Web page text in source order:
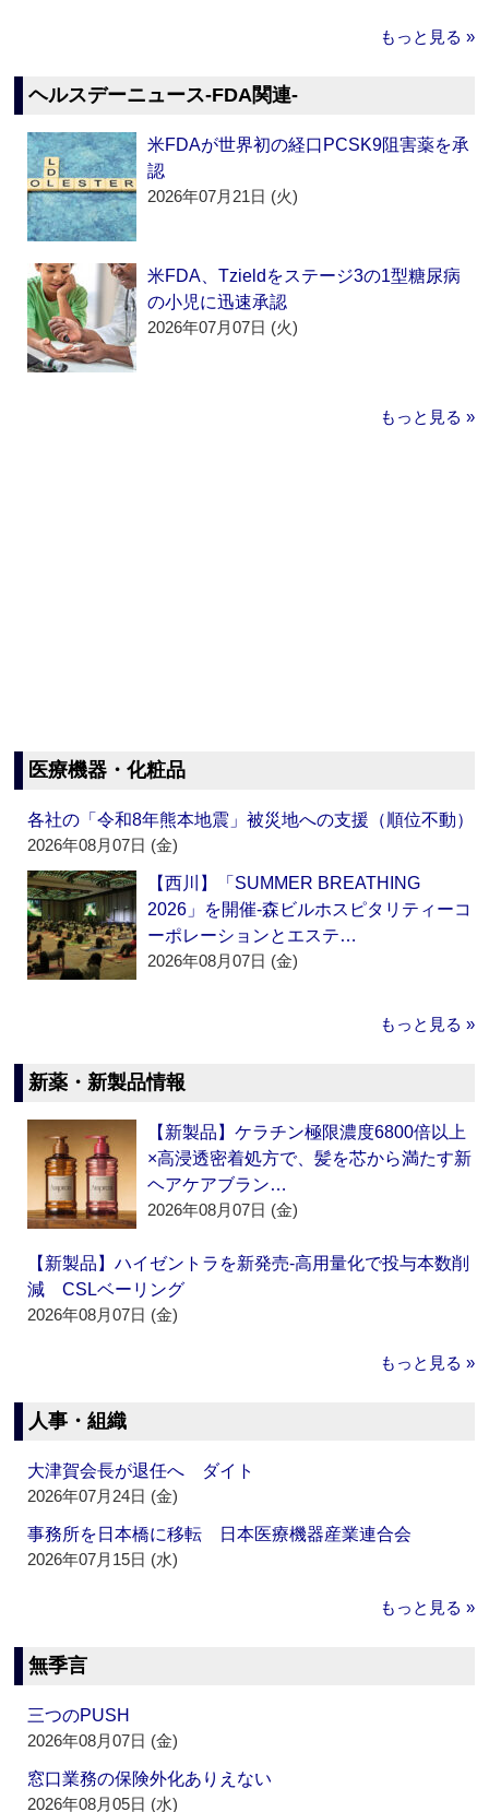
もっと見る »
ヘルスデーニュース‐FDA関連‐
米FDAが世界初の経口PCSK9阻害薬を承
認
2026年07月21日 (火)
米FDA、Tzieldをステージ3の1型糖尿病
の小児に迅速承認
2026年07月07日 (火)
もっと見る »
医療機器・化粧品
各社の「令和8年熊本地震」被災地への支援（順位不動）
2026年08月07日 (金)
【西川】「SUMMER BREATHING
2026」を開催‐森ビルホスピタリティーコ
ーポレーションとエステ…
2026年08月07日 (金)
もっと見る »
新薬・新製品情報
【新製品】ケラチン極限濃度6800倍以上
×高浸透密着処方で、髪を芯から満たす新
ヘアケアブラン…
2026年08月07日 (金)
【新製品】ハイゼントラを新発売‐高用量化で投与本数削
減 CSLベーリング
2026年08月07日 (金)
もっと見る »
人事・組織
大津賀会長が退任へ ダイト
2026年07月24日 (金)
事務所を日本橋に移転 日本医療機器産業連合会
2026年07月15日 (水)
もっと見る »
無季言
三つのPUSH
2026年08月07日 (金)
窓口業務の保険外化ありえない
2026年08月05日 (水)